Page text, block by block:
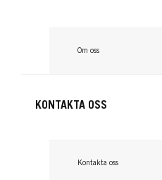
GLISS
Om oss
KONTAKTA OSS
Kontakta oss